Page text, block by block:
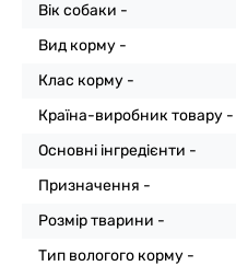
Вік собаки -
Вид корму -
Клас корму -
Країна-виробник товару -
Основні інгредієнти -
Призначення -
Розмір тварини -
Тип вологого корму -